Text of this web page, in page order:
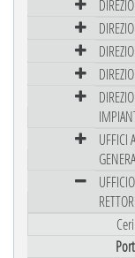
UFFICI